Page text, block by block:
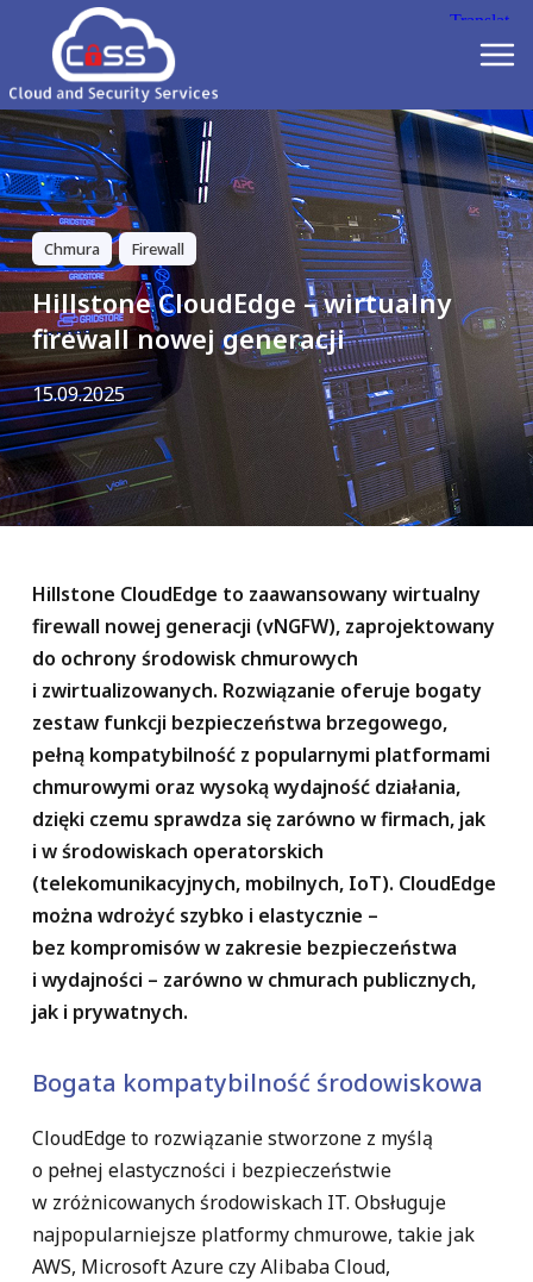
Chmura Firewall
Hillstone CloudEdge – wirtualny
firewall nowej generacji
15.09.2025
Hillstone CloudEdge to zaawansowany wirtualny
firewall nowej generacji (vNGFW), zaprojektowany
do ochrony środowisk chmurowych
i zwirtualizowanych. Rozwiązanie oferuje bogaty
zestaw funkcji bezpieczeństwa brzegowego,
pełną kompatybilność z popularnymi platformami
chmurowymi oraz wysoką wydajność działania,
dzięki czemu sprawdza się zarówno w firmach, jak
i w środowiskach operatorskich
(telekomunikacyjnych, mobilnych, IoT). CloudEdge
można wdrożyć szybko i elastycznie –
bez kompromisów w zakresie bezpieczeństwa
i wydajności – zarówno w chmurach publicznych,
jak i prywatnych.
Bogata kompatybilność środowiskowa
CloudEdge to rozwiązanie stworzone z myślą
o pełnej elastyczności i bezpieczeństwie
w zróżnicowanych środowiskach IT. Obsługuje
najpopularniejsze platformy chmurowe, takie jak
AWS, Microsoft Azure czy Alibaba Cloud,